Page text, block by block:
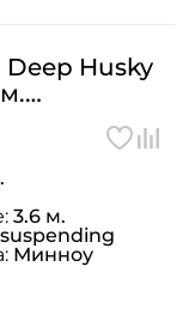
Husky
3.6 м.
suspending
Минноу
на обработку